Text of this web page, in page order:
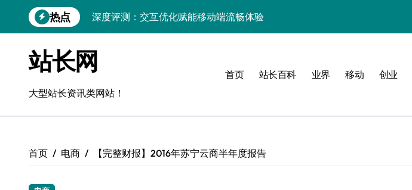
到
热点
深度评测：交互优化赋能移动端流畅体验
无障碍移动互联流畅度与精准控制优化指南
移动互联产品流畅度深度评测：优化体验新标准
移动互联流畅度评测：全链路控制架构构建
移动互联中计算机视觉流畅度与精准度评测
站长网
大型站长资讯类网站！
首页 站长百科 业界 移动 创业
首页 电商 【完整财报】2016年苏宁云商半年度报告